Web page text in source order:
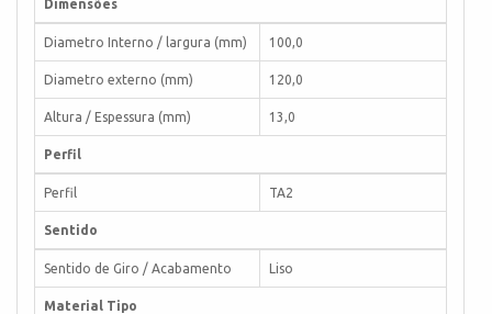
Dimensões
Diametro Interno / largura (mm) 100,0
Diametro externo (mm) 120,0
Altura / Espessura (mm) 13,0
Perfil
Perfil TA2
Sentido
Sentido de Giro / Acabamento Liso
Material Tipo